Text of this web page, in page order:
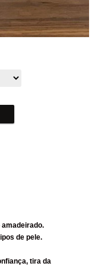
de pele.
tira da